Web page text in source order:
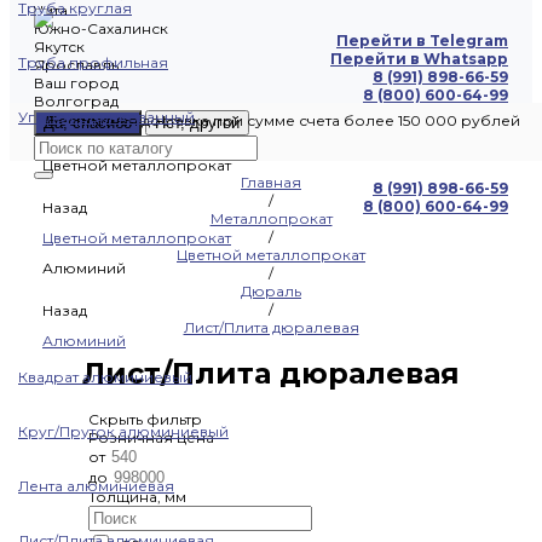
Чита
Южно-Сахалинск
Якутск
Ярославль
Ваш город
Волгоград
Да, спасибо
Нет, другой
8 (991) 898-66-59
8 (800) 600-64-99
Перейти в Telegram
Перейти в Whatsapp
8 (991) 898-66-59
8 (800) 600-64-99
Труба круглая
Труба профильная
Уголок оцинкованный
Цветной металлопрокат
Назад
Цветной металлопрокат
Алюминий
Назад
Алюминий
Квадрат алюминиевый
Круг/Пруток алюминиевый
Лента алюминиевая
Бесплатная доставка при сумме счета более 150 000 рублей
Главная
/
Металлопрокат
/
Цветной металлопрокат
/
Дюраль
/
Лист/Плита дюралевая
Лист/Плита дюралевая
Скрыть фильтр
Розничная цена
от
до
Толщина, мм